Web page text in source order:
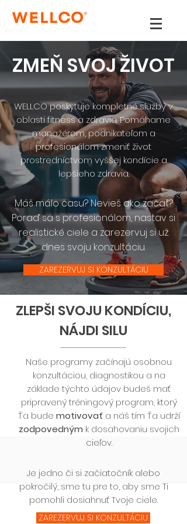
ZMEŇ SVOJ ŽIVOT
WELLCO poskytuje kompletné služby v
oblasti fitness a zdravia. Pomáhame
manažérom, podnikateľom a
profesionálom zmeniť život
prostredníctvom vyššej kondície a
lepšieho zdravia.
Máš málo času? Nevieš ako začať?
Poraď sa s profesionálom, nastav si
realistické ciele a zarezervuj si už
dnes svoju konzultáciu.
ZAREZERVUJ SI KONZULTÁCIU
ZLEPŠI SVOJU KONDÍCIU,
NÁJDI SILU
Naše programy začínajú osobnou
konzultáciou, diagnostikou a na
základe týchto údajov budeš mať
pripravený tréningový program, ktorý
Ťa bude motivovať a náš tím Ťa udrží
zodpovedným k dosahovaniu svojich
cieľov.
Je jedno či si začiatočník alebo
pokročilý, sme tu pre to, aby sme Ti
pomohli dosiahnuť Tvoje ciele.
ZAREZERVUJ SI KONZULTÁCIU